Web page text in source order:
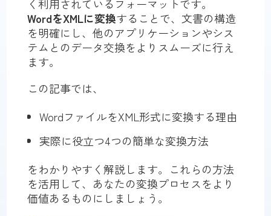
く利用されているフォーマットです。
WordをXMLに変換することで、文書の構造
を明確にし、他のアプリケーションやシス
テムとのデータ交換をよりスムーズに行え
ます。
この記事では、
WordファイルをXML形式に変換する理由
実際に役立つ4つの簡単な変換方法
をわかりやすく解説します。これらの方法
を活用して、あなたの変換プロセスをより
価値あるものにしましょう。